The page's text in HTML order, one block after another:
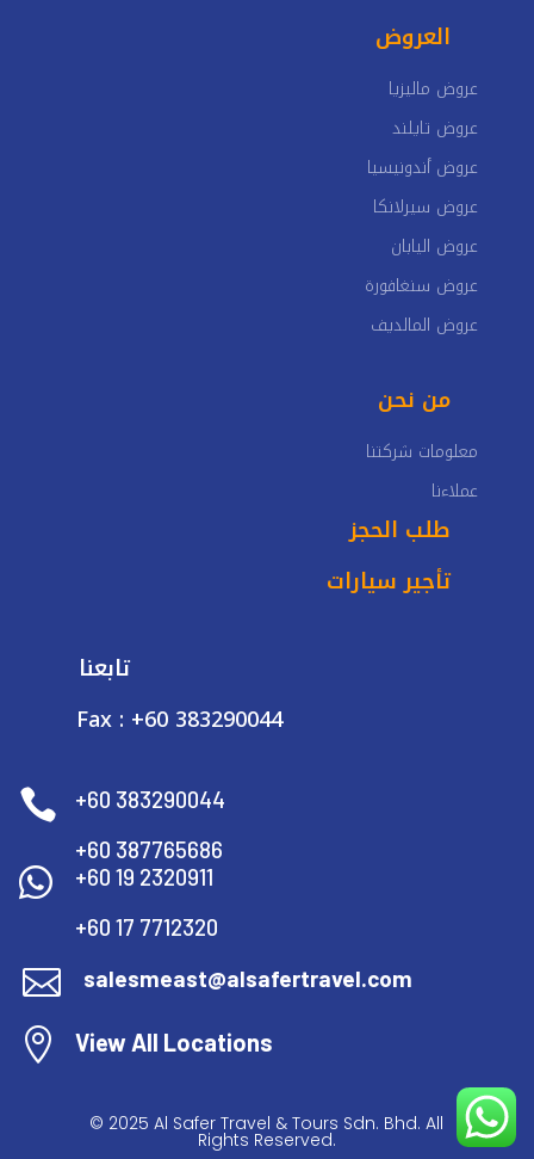
العروض
عروض ماليزيا
عروض تايلند
عروض أندونيسيا
عروض سيرلانكا
عروض اليابان
عروض سنغافورة
عروض المالديف
من نحن
معلومات شركتنا
عملاءنا
طلب الحجز
تأجير سيارات
تابعنا
Fax : +60 383290044

+60 383290044
+60 387765686

+60 19 2320911
+60 17 7712320
 salesmeast@alsafertravel.com
 View All Locations
© 2025 Al Safer Travel & Tours Sdn. Bhd. All
Rights Reserved.